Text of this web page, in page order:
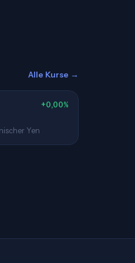
Alle Kurse →
+0,00%
Yen